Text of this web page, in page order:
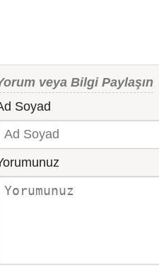
veya Bilgi Paylaşın
Soyad